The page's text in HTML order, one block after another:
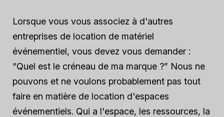
Lorsque vous vous associez à d'autres
entreprises de location de matériel
événementiel, vous devez vous demander :
“Quel est le créneau de ma marque ?” Nous ne
pouvons et ne voulons probablement pas tout
faire en matière de location d'espaces
événementiels. Qui a l'espace, les ressources, la